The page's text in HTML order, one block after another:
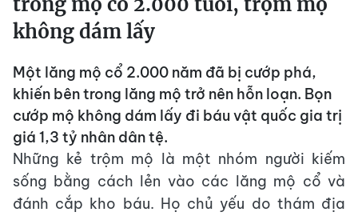
không dám lấy
Một lăng mộ cổ 2.000 năm đã bị cướp phá,
khiến bên trong lăng mộ trở nên hỗn loạn. Bọn
cướp mộ không dám lấy đi báu vật quốc gia trị
giá 1,3 tỷ nhân dân tệ.
Những kẻ trộm mộ là một nhóm người kiếm
sống bằng cách lẻn vào các lăng mộ cổ và
đánh cắp kho báu. Họ chủ yếu do thám địa